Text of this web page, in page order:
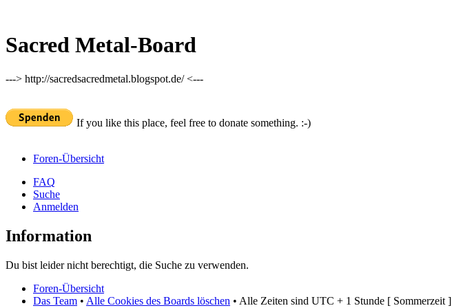
Sacred Metal-Board
---> http://sacredsacredmetal.blogspot.de/ <---
If you like this place, feel free to donate something. :-)
Foren-Übersicht
FAQ
Suche
Anmelden
Information
Du bist leider nicht berechtigt, die Suche zu verwenden.
Foren-Übersicht
Das Team • Alle Cookies des Boards löschen • Alle Zeiten sind UTC + 1 Stunde [ Sommerzeit ]